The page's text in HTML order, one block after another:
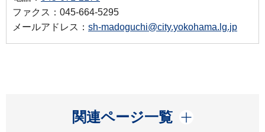
ファクス：045-664-5295
メールアドレス： sh-madoguchi@city.yokohama.lg.jp
関連ページ一覧
開く